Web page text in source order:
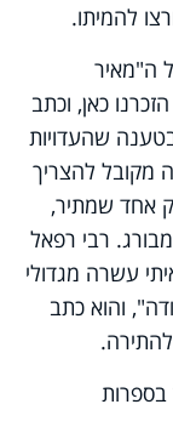
להמיתו.
ה"מאיר
כאן, וכתב
שהעדויות
מקובל להצריך
אחד שמתיר,
רבי רפאל
עשרה מגדולי
והוא כתב